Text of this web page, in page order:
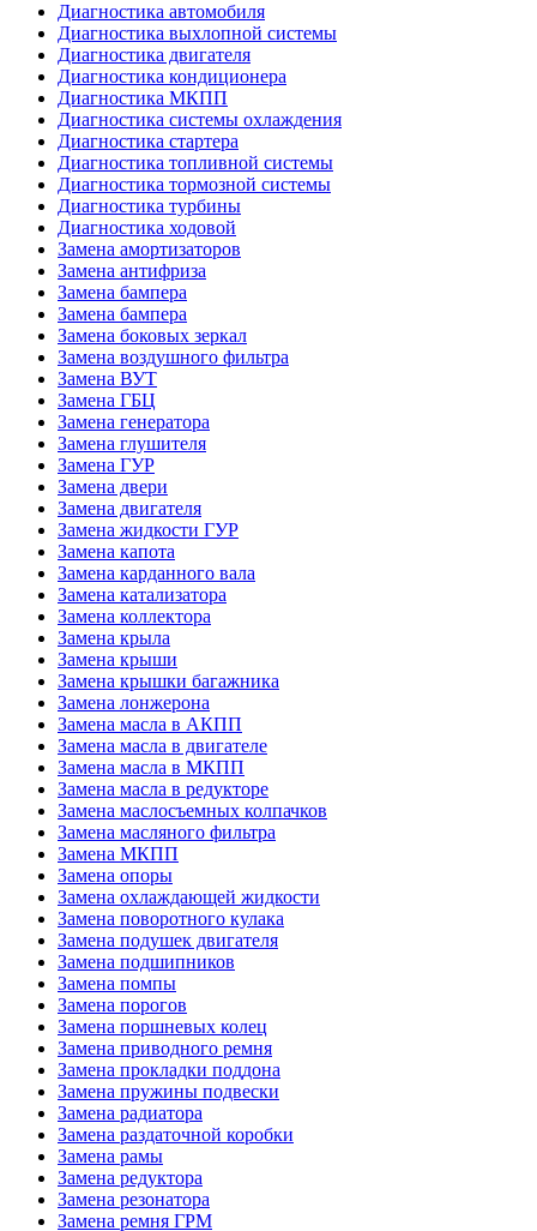
Диагностика автомобиля
Диагностика выхлопной системы
Диагностика двигателя
Диагностика кондиционера
Диагностика МКПП
Диагностика системы охлаждения
Диагностика стартера
Диагностика топливной системы
Диагностика тормозной системы
Диагностика турбины
Диагностика ходовой
Замена амортизаторов
Замена антифриза
Замена бампера
Замена бампера
Замена боковых зеркал
Замена воздушного фильтра
Замена ВУТ
Замена ГБЦ
Замена генератора
Замена глушителя
Замена ГУР
Замена двери
Замена двигателя
Замена жидкости ГУР
Замена капота
Замена карданного вала
Замена катализатора
Замена коллектора
Замена крыла
Замена крыши
Замена крышки багажника
Замена лонжерона
Замена масла в АКПП
Замена масла в двигателе
Замена масла в МКПП
Замена масла в редукторе
Замена маслосъемных колпачков
Замена масляного фильтра
Замена МКПП
Замена опоры
Замена охлаждающей жидкости
Замена поворотного кулака
Замена подушек двигателя
Замена подшипников
Замена помпы
Замена порогов
Замена поршневых колец
Замена приводного ремня
Замена прокладки поддона
Замена пружины подвески
Замена радиатора
Замена раздаточной коробки
Замена рамы
Замена редуктора
Замена резонатора
Замена ремня ГРМ